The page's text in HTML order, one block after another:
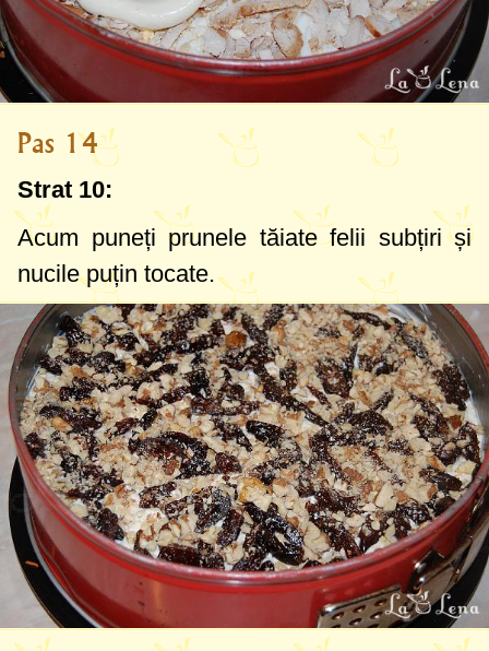
Pas 14
Strat 10:
Acum puneți prunele tăiate felii subțiri și
nucile puțin tocate.